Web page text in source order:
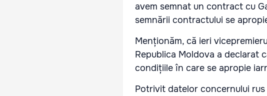
avem semnat un contract cu
semnării contractului se
Menționăm, că ieri
Republica Moldova a declarat
condițiile în care se apropie
Potrivit datelor concernului rus